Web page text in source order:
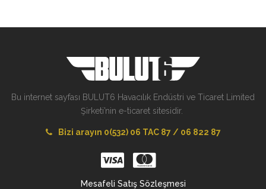
Bu internet sayfası BULUT6 Havacılık Endüstri ve Ticaret Limited
Şirketi’nin e-ticaret sitesidir.
Bizi arayın 0(532) 06 TAC 87 / 06 822 87
Mesafeli Satış Sözleşmesi